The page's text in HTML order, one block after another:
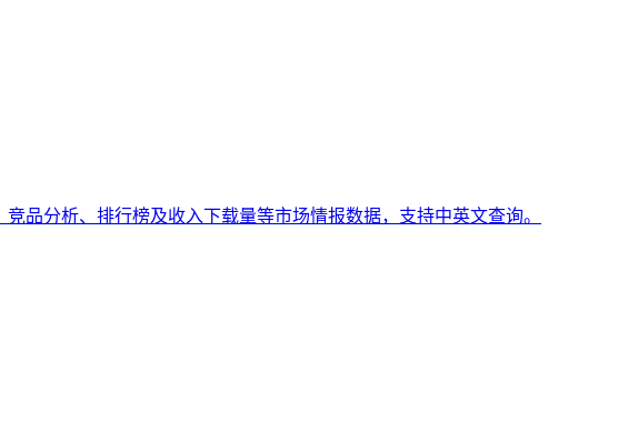
品分析、排行榜及收入下载量等市场情报数据，支持中英文查询。